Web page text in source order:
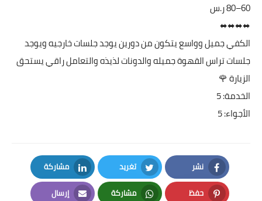
⬌⬌⬌⬌
الكفي جميل وواسع يتكون من دورين يوجد جلسات خارجيه ويوجد
جلسات تراس القهوة جميله والدونات لذيذه والتعامل راقي يستحق
الزيارة 🌹
الخدمة: 5
الأجواء: 5
نشر
Facebook
تغريد
Twitter
مشاركة
LinkedIn
حفظ مشاركة إرسال